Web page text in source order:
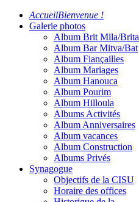
AccueilBienvenue !
Galerie photos
Album Brit Mila/Brita
Album Bar Mitva/Bat
Album Fiançailles
Album Mariages
Album Hanouca
Album Pourim
Album Hilloula
Albums Activités
Album Anniversaires
Album vacances
Album Construction
Albums Privés
Synagogue
Objectifs de la CISU
Horaire des offices